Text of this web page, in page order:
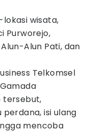
lokasi wisata,
Purworejo,
Alun Pati, dan
Telkomsel
tersebut,
isi ulang
mencoba